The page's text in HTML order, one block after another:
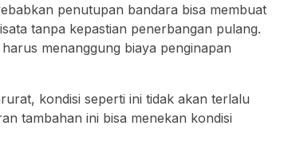
penutupan bandara bisa membuat
tanpa kepastian penerbangan pulang.
menanggung biaya penginapan
kondisi seperti ini tidak akan terlalu
tambahan ini bisa menekan kondisi